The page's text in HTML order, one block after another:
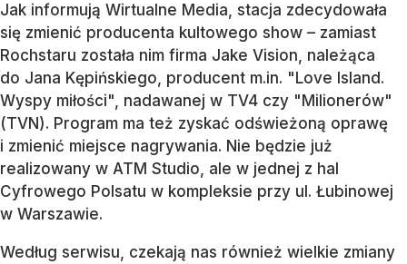
Jak informują Wirtualne Media, stacja zdecydowała
się zmienić producenta kultowego show – zamiast
Rochstaru została nim firma Jake Vision, należąca
do Jana Kępińskiego, producent m.in. "Love Island.
Wyspy miłości", nadawanej w TV4 czy "Milionerów"
(TVN). Program ma też zyskać odświeżoną oprawę
i zmienić miejsce nagrywania. Nie będzie już
realizowany w ATM Studio, ale w jednej z hal
Cyfrowego Polsatu w kompleksie przy ul. Łubinowej
w Warszawie.
Według serwisu, czekają nas również wielkie zmiany